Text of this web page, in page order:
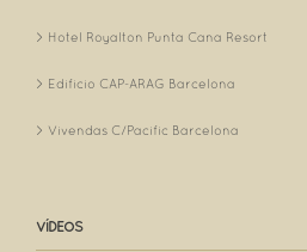
Hotel Royalton Punta Cana Resort
Edificio CAP-ARAG Barcelona
Vivendas C/Pacific Barcelona
VÍDEOS